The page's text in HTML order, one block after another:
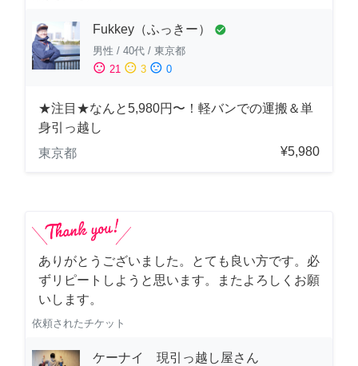
Fukkey（ふっきー） check_circle
男性 / 40代 / 東京都
sentiment_satisfied 21 sentiment_neutral 3 sentiment_dissatisfied 0
★注目★なんと5,980円〜！軽バンでの運搬＆単
身引っ越し
東京都
¥5,980
ありがとうございました。とても良い方です。必
ずリピートしようと思います。またよろしくお願
いします。
依頼されたチケット
ケーナイ 現引っ越し屋さん